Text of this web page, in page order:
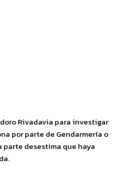
Rivadavia para investigar
por parte de Gendarmería o
parte desestima que haya